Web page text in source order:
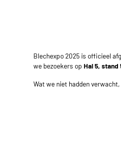
Blechexpo 2025 is officieel
we bezoekers opHal 5, stand
Wat we niet hadden